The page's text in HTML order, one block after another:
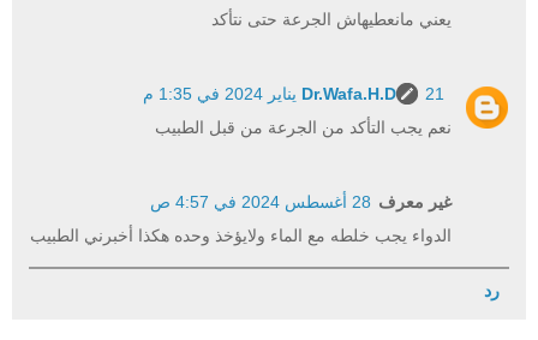
يعني مانعطيهاش الجرعة حتى نتأكد
Dr.Wafa.H.D
21 يناير 2024 في 1:35 م
نعم يجب التأكد من الجرعة من قبل الطبيب
غير معرف 28 أغسطس 2024 في 4:57 ص
الدواء يجب خلطه مع الماء ولايؤخذ وحده هكذا أخبرني الطبيب
رد